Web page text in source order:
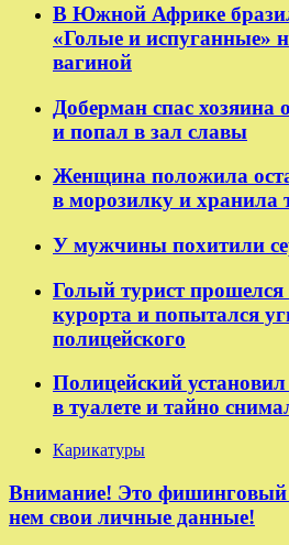
В Южной Африке
«Голые и испуганные»
вагиной
Доберман спас хозяина
и попал в зал славы
Женщина положила
в морозилку и хранила
У мужчины похитили
Голый турист
курорта и попытался
полицейского
Полицейский
в туалете и тайно
Карикатуры
Внимание! Это фишинговый
нем свои личные данные!